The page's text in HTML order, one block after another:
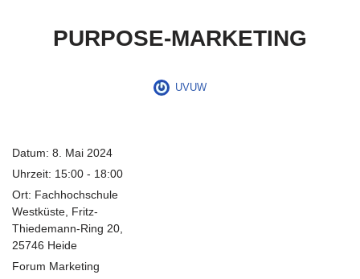
PURPOSE-MARKETING
UVUW
Datum: 8. Mai 2024
Uhrzeit: 15:00 - 18:00
Ort: Fachhochschule
Westküste, Fritz-
Thiedemann-Ring 20,
25746 Heide
Forum Marketing